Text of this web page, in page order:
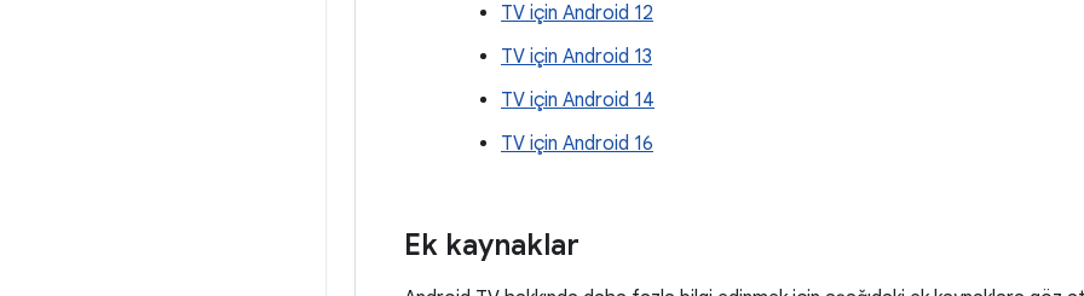
TV için Android 12
TV için Android 13
TV için Android 14
TV için Android 16
Ek kaynaklar